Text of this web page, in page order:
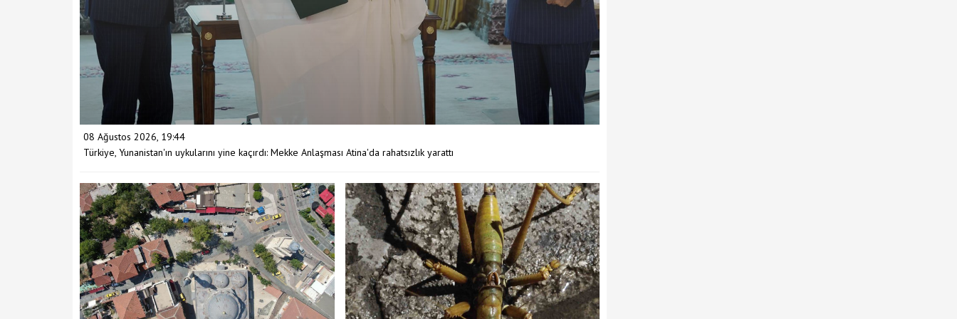
08 Ağustos 2026, 19:44
Türkiye, Yunanistan'ın uykularını yine kaçırdı: Mekke Anlaşması Atina'da rahatsızlık yarattı